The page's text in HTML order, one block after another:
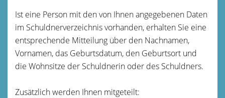
Ist eine Person mit den von Ihnen angegebenen Daten
im Schuldnerverzeichnis vorhanden, erhalten Sie eine
entsprechende Mitteilung über den Nachnamen,
Vornamen, das Geburtsdatum, den Geburtsort und
die Wohnsitze der Schuldnerin oder des Schuldners.
Zusätzlich werden Ihnen mitgeteilt: